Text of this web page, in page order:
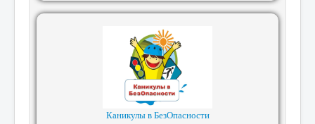
Каникулы в БезОпасности